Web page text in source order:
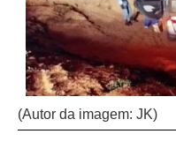
(Autor da imagem: JK)